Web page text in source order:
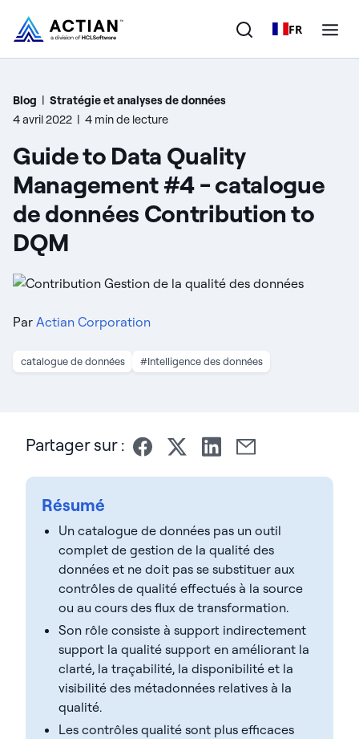
FR
Produits
Clients
Entreprise
Ressources
Blog | Stratégie et analyses de données
4 avril 2022 | 4 min de lecture
Guide to Data Quality
Management #4 - catalogue
de données Contribution to
DQM
Par Actian Corporation
catalogue de données #Intelligence des données
Partager sur :
Résumé
Un catalogue de données pas un outil
complet de gestion de la qualité des
données et ne doit pas se substituer aux
contrôles de qualité effectués à la source
ou au cours des flux de transformation.
Son rôle consiste à support indirectement
support la qualité support en améliorant la
clarté, la traçabilité, la disponibilité et la
visibilité des métadonnées relatives à la
qualité.
Les contrôles qualité sont plus efficaces